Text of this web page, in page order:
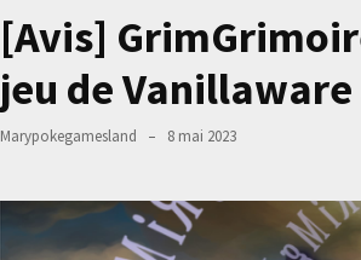
[Avis]
jeu de
Marypokegamesland 8 mai 2023